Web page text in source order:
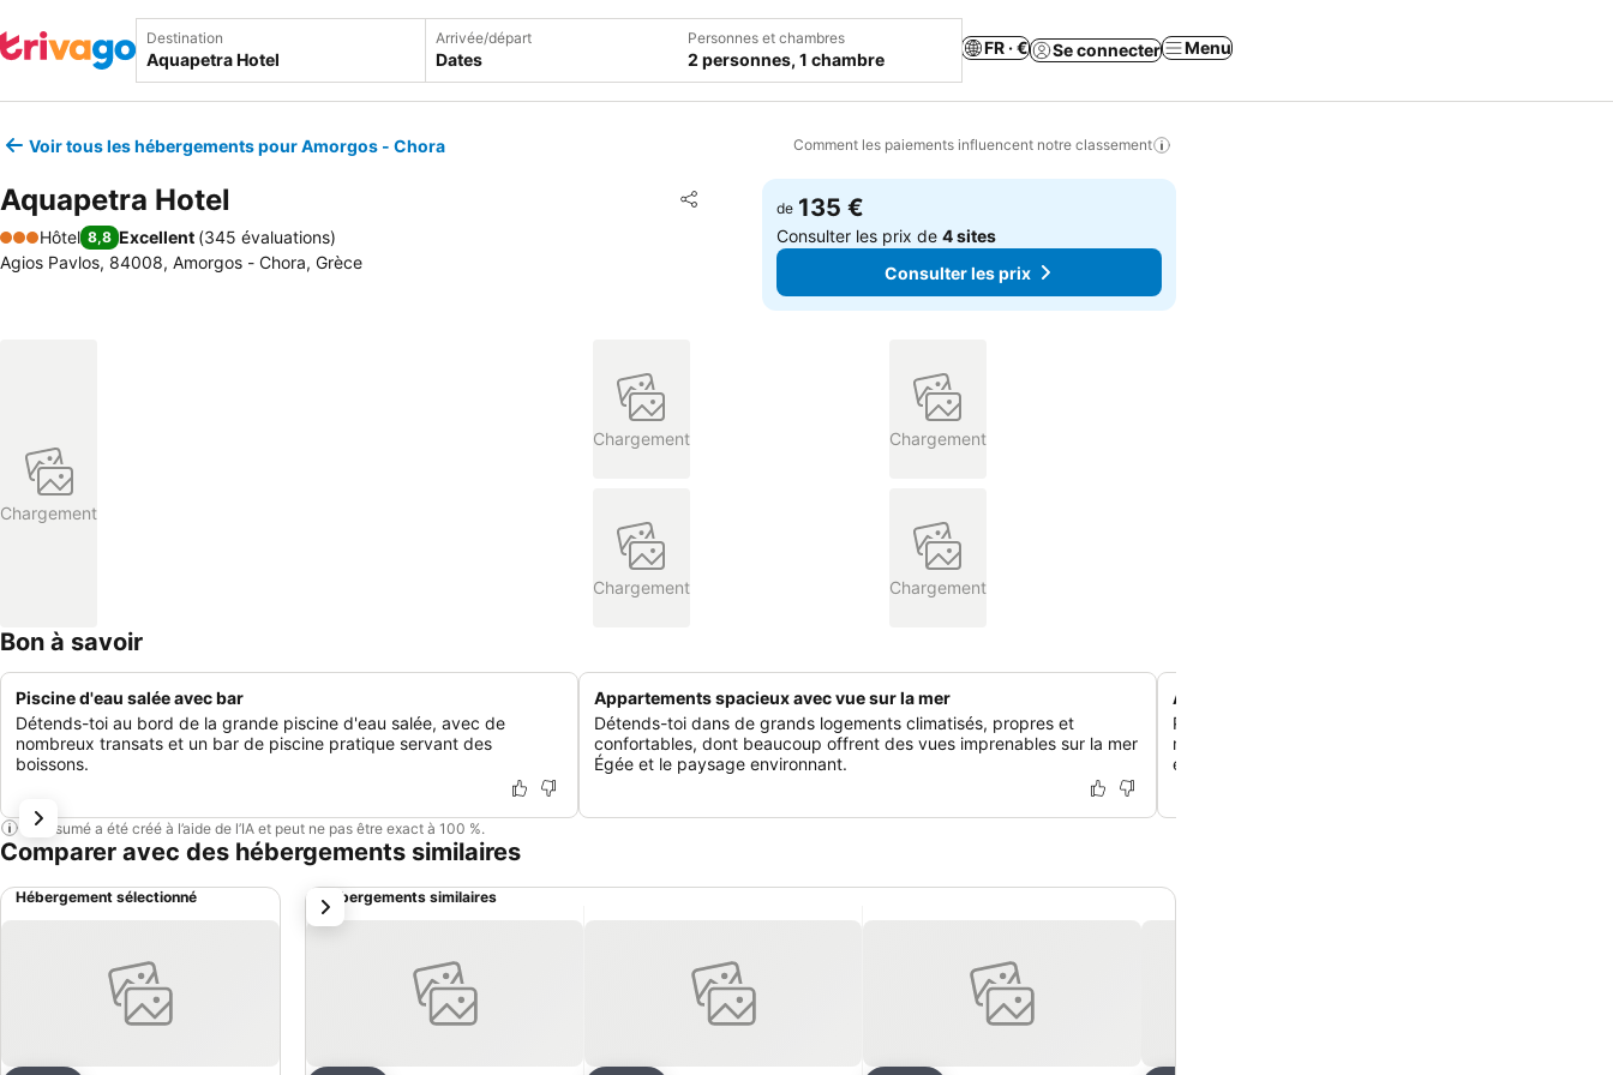
Destination Arrivée/départ
Dates
Personnes et chambres
2 personnes, 1 chambre
FR · € Se connecter Menu
Voir tous les hébergements pour Amorgos - Chora Comment les paiements influencent notre classement
Aquapetra Hotel Partager
Ajouter à mes favoris
3 Étoiles
Hôtel 8,8 Excellent (345 évaluations)
Agios Pavlos, 84008, Amorgos - Chora, Grèce
de 135 €
Consulter les prix de4 sites
Consulter les prix
Chargement
Chargement Chargement
Chargement Chargement
Bon à savoir
Piscine d'eau salée avec bar
Détends-toi au bord de la grande piscine d'eau salée, avec de
nombreux transats et un bar de piscine pratique servant des
boissons.
Appartements spacieux avec vue sur la mer
Détends-toi dans de grands logements climatisés, propres et
confortables, dont beaucoup offrent des vues imprenables sur la mer
Égée et le paysage environnant.
Accès direct à la plage d'Agios Pavlos
Profite de la commodité d'un emplacement semi-privé
mer, offrant un accès immédiat à la magnifique plage
et à des transats.
Ce résumé a été créé à l’aide de l’IA et peut ne pas être exact à 100 %.
Comparer avec des hébergements similaires
Hébergement sélectionné Hébergements similaires
suivant